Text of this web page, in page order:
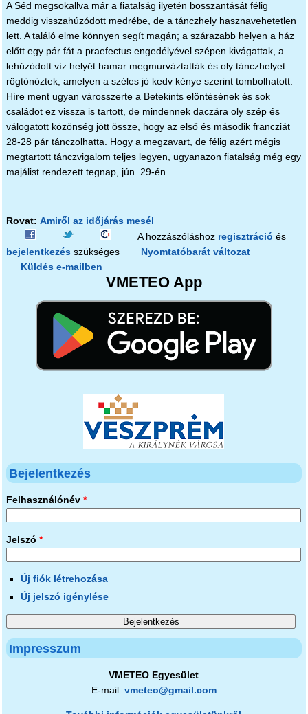
A Séd megsokallva már a fiatalság ilyetén bosszantását félig
meddig visszahúzódott medrébe, de a tánczhely hasznavehetetlen
lett. A találó elme könnyen segít magán; a szárazabb helyen a ház
előtt egy pár fát a praefectus engedélyével szépen kivágattak, a
lehúzódott víz helyét hamar megmurváztatták és oly tánczhelyet
rögtönöztek, amelyen a széles jó kedv kénye szerint tombolhatott.
Híre ment ugyan városszerte a Betekints elöntésének és sok
családot ez vissza is tartott, de mindennek daczára oly szép és
válogatott közönség jött össze, hogy az első és második francziát
28-28 pár tánczolhatta. Hogy a megzavart, de félig azért mégis
megtartott tánczvigalom teljes legyen, ugyanazon fiatalság még egy
majálist rendezett tegnap, jún. 29-én.
Rovat: Amiről az időjárás mesél
A hozzászóláshoz regisztráció és
bejelentkezés szükséges
Nyomtatóbarát változat
Küldés e-mailben
VMETEO App
Bejelentkezés
Felhasználónév *
Jelszó *
Új fiók létrehozása
Új jelszó igénylése
Impresszum
VMETEO Egyesület
E-mail: vmeteo@gmail.com